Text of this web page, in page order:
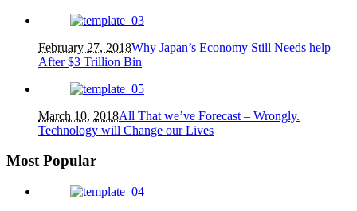
February 27, 2018Why Japan’s Economy Still Needs help
After $3 Trillion Bin
March 10, 2018All That we’ve Forecast – Wrongly.
Technology will Change our Lives
Most Popular